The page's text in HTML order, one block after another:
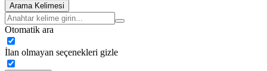
Arama Kelimesi
Otomatik ara
İlan olmayan seçenekleri gizle